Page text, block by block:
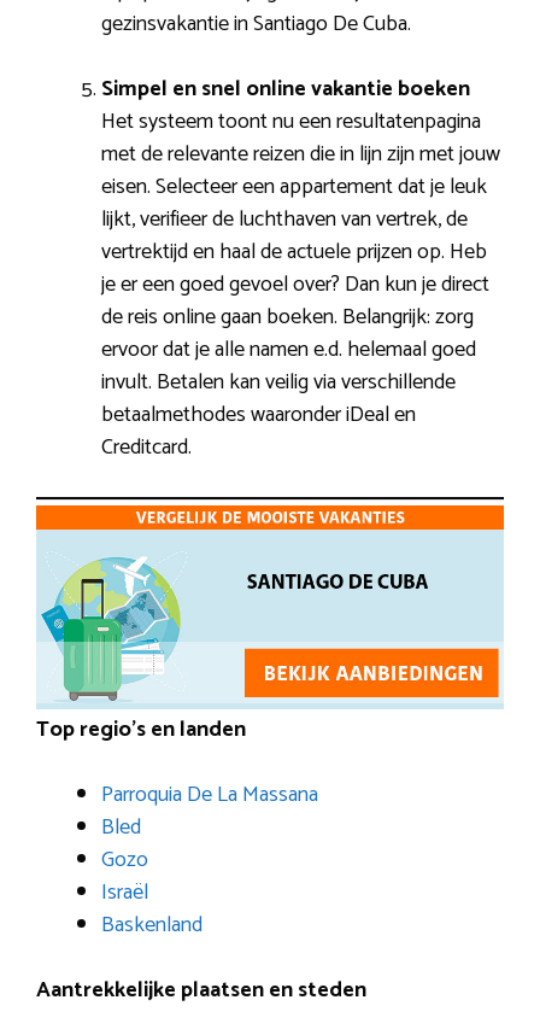
gezinsvakantie in Santiago De Cuba.
Simpel en snel online vakantie boeken
Het systeem toont nu een resultatenpagina
met de relevante reizen die in lijn zijn met jouw
eisen. Selecteer een appartement dat je leuk
lijkt, verifieer de luchthaven van vertrek, de
vertrektijd en haal de actuele prijzen op. Heb
je er een goed gevoel over? Dan kun je direct
de reis online gaan boeken. Belangrijk: zorg
ervoor dat je alle namen e.d. helemaal goed
invult. Betalen kan veilig via verschillende
betaalmethodes waaronder iDeal en
Creditcard.
Top regio’s en landen
Parroquia De La Massana
Bled
Gozo
Israël
Baskenland
Aantrekkelijke plaatsen en steden